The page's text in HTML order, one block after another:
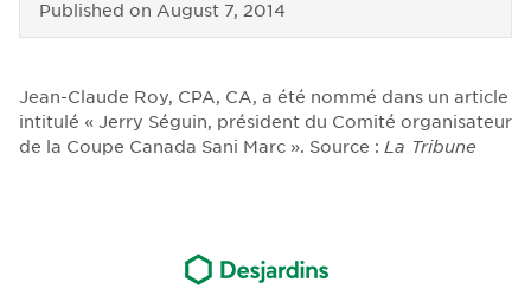
Published on August 7, 2014
Jean-Claude Roy, CPA, CA, a été nommé dans un article
intitulé « Jerry Séguin, président du Comité organisateur
de la Coupe Canada Sani Marc ». Source : La Tribune